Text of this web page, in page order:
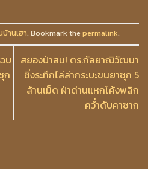
บ้านเฮา. Bookmark the permalink.
บ
ก
สยองป่าสน! ตร.กัลยาณิวัฒนา
ซิ่งระทึกไล่ล่ากระบะขนยาซุก 5
ล้านเม็ด ฝ่าด่านแหกโค้งพลิก
คว่ำดับคาซาก